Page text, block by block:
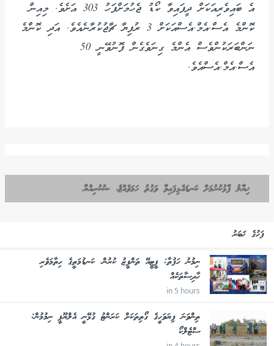
އެ ބައިވެރިއަކަށް ދީފައިވާ ކޯޑު ޖެހުމަށްފަހު 303 އަށެވެ. މިއިން
ކޮންމެ އެސް.އެމް.އެސްއަކަށް 3 ރުފިޔާ ޗާޖުކުރާނެއެވެ. އަދި ކޮންމެ
ނަންބަރަކުންވެސް އެންމެ ގިނަވެގެން ފޮނުވޭނީ 50
އެސް.އެމް.އެސްއެވެ.
ޚިޔާލު ފާޅުކުރުމަށް ކަނޑައެޅިފައިވާ ވަގުތު ހަމަވެއްޖެ، ޝުކުރިއްޔާ
ފަހުގެ ޚަބަރު
ނިމުނު ހަފުތާ: ޕީޓީއޭ ތަންފީޒު ކުރުން، ކަނޑުމަތީގެ ހިތާމަވެރި
ހާދިސާތަކެއް
in 5 hours
ތިންވަނަ ފިޔަވަހީގެ ގޯތިތަކަށް ކަރަންޓު ގުޅޭނީ އެލްޔޫޕީ ނިމުމުން:
ސްޓެލްކޯ